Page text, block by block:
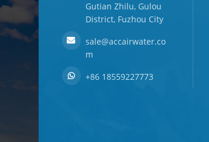
Gutian Zhilu, Gulou
District, Fuzhou City
sale@accairwater.co
m
+86 18559227773